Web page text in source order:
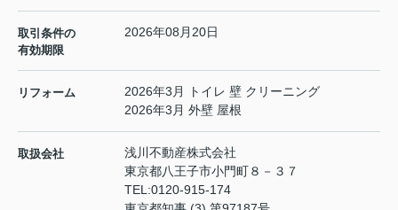
取引条件の
有効期限
2026年08月20日
リフォーム
2026年3月 トイレ 壁 クリーニング
2026年3月 外壁 屋根
取扱会社
浅川不動産株式会社
東京都八王子市小門町８－３７
TEL:0120-915-174